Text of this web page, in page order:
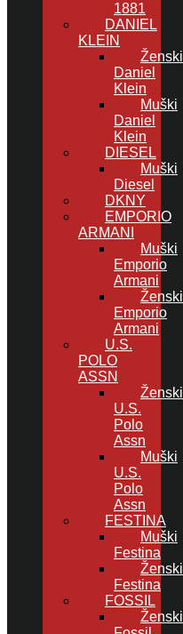
1881
DANIEL
KLEIN
Ženski
Daniel
Klein
Muški
Daniel
Klein
DIESEL
Muški
Diesel
DKNY
EMPORIO
ARMANI
Muški
Emporio
Armani
Ženski
Emporio
Armani
U.S.
POLO
ASSN
Ženski
U.S.
Polo
Assn
Muški
U.S.
Polo
Assn
FESTINA
Muški
Festina
Ženski
Festina
FOSSIL
Ženski